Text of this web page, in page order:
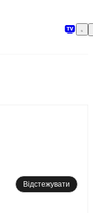
Відстежувати